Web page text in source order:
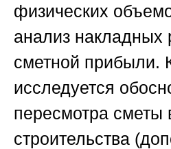
физических
анализ накладных
сметной прибыли.
исследуется
пересмотра сметы
строительства